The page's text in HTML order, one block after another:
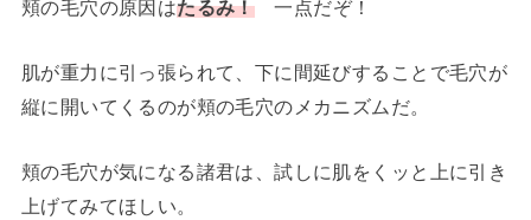
頬の毛穴の原因はたるみ！一点だぞ！
肌が重力に引っ張られて、下に間延びすることで毛穴が
縦に開いてくるのが頬の毛穴のメカニズムだ。
頬の毛穴が気になる諸君は、試しに肌をくッと上に引き
上げてみてほしい。